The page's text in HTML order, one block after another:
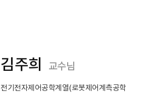
김주희 교수님
전기전자제어공학계열(로봇제어계측공학전공)